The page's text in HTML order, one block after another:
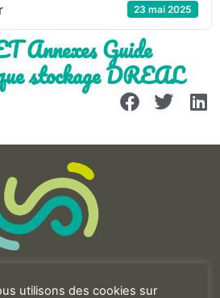
23 mai 2025
Annexes Guide
stockage DREAL
utilisons des cookies sur